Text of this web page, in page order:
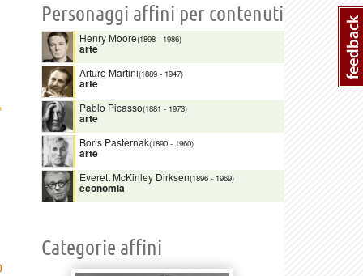
Personaggi affini per contenuti
Henry Moore(1898 - 1986)
arte
Arturo Martini(1889 - 1947)
arte
Pablo Picasso(1881 - 1973)
arte
Boris Pasternak(1890 - 1960)
arte
Everett McKinley Dirksen(1896 - 1969)
economia
Categorie affini